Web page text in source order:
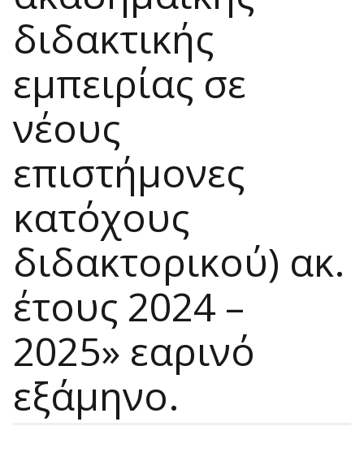
διδακτικής
εμπειρίας σε
νέους
επιστήμονες
κατόχους
διδακτορικού) ακ.
έτους 2024 –
2025» εαρινό
εξάμηνο.